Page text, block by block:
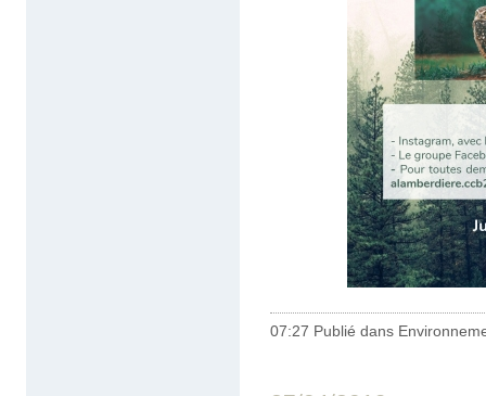
07:27 Publié dans